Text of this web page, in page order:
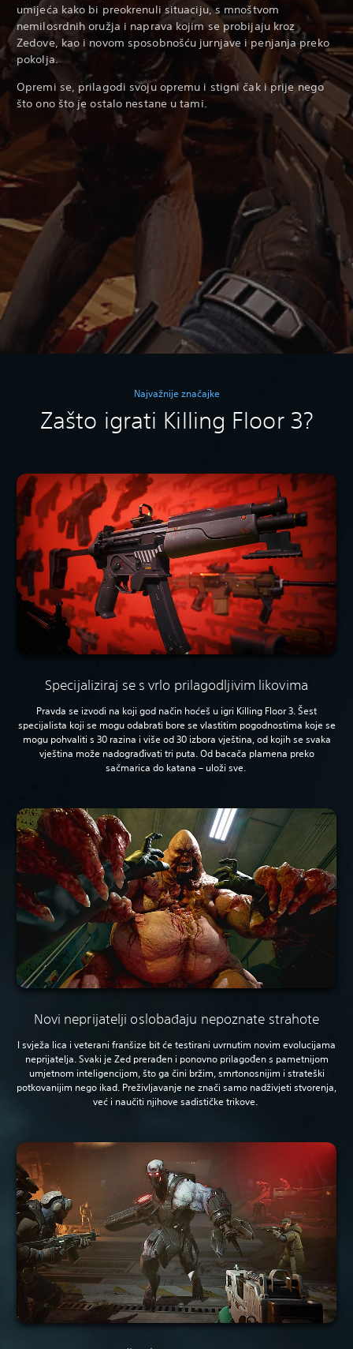
umijeća kako bi preokrenuli situaciju, s mnoštvom
nemilosrdnih oružja i naprava kojim se probijaju kroz
Zedove, kao i novom sposobnošću jurnjave i penjanja preko
pokolja.
Opremi se, prilagodi svoju opremu i stigni čak i prije nego
što ono što je ostalo nestane u tami.
Najvažnije značajke
Zašto igrati Killing Floor 3?
Specijaliziraj se s vrlo prilagodljivim likovima
Pravda se izvodi na koji god način hoćeš u igri Killing Floor 3. Šest
specijalista koji se mogu odabrati bore se vlastitim pogodnostima koje se
mogu pohvaliti s 30 razina i više od 30 izbora vještina, od kojih se svaka
vještina može nadograđivati tri puta. Od bacača plamena preko
sačmarica do katana – uloži sve.
Novi neprijatelji oslobađaju nepoznate strahote
I svježa lica i veterani franšize bit će testirani uvrnutim novim evolucijama
neprijatelja. Svaki je Zed prerađen i ponovno prilagođen s pametnijom
umjetnom inteligencijom, što ga čini bržim, smrtonosnijim i strateški
potkovanijim nego ikad. Preživljavanje ne znači samo nadživjeti stvorenja,
već i naučiti njihove sadističke trikove.